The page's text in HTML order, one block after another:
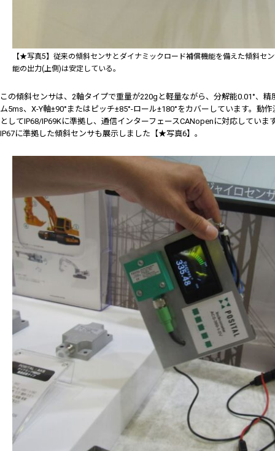
【★写真5】従来の傾斜センサとダイナミックロード補償機能を備えた傾斜セ
能の出力(上側)は安定している。
この傾斜センサは、2軸タイプで重量が220gと軽量ながら、分解能0.01°、精
ム5ms、X-Y軸±90°またはピッチ±85°-ロール±180°をカバーしています。
としてIP68/IP69Kに準拠し、通信インターフェースCANopenに対応していま
IP67に準拠した傾斜センサも展示しました【★写真6】。